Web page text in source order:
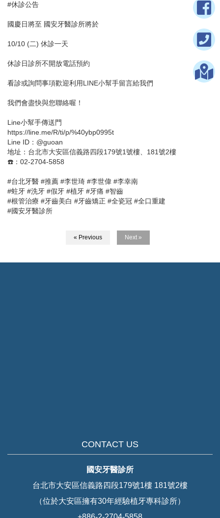
#休診公告
國慶日將至 國安牙醫診所將於
10/10 (二) 休診一天
休診日診所不開放電話預約
看診或詢問事項歡迎利用LINE小幫手留言給我們
我們會盡快與您聯絡喔！
Line小幫手傳送門
https://line.me/R/ti/p/%40ybp0995t
Line ID：@guoan
地址：台北市大安區信義路四段179號1號樓、181號2樓
☎️：02-2704-5858
#台北牙醫 #推薦 #李世琦 #李世偉 #李幸南
#蛀牙 #洗牙 #假牙 #植牙 #牙痛 #智齒
#根管治療 #牙齒美白 #牙齒矯正 #全瓷冠 #全口重建
#國安牙醫診所
« Previous Next »
CONTACT US
國安牙醫診所
台北市大安區信義路四段179號1樓 181號2樓
（位於大安區擁有30年經驗植牙專科診所）